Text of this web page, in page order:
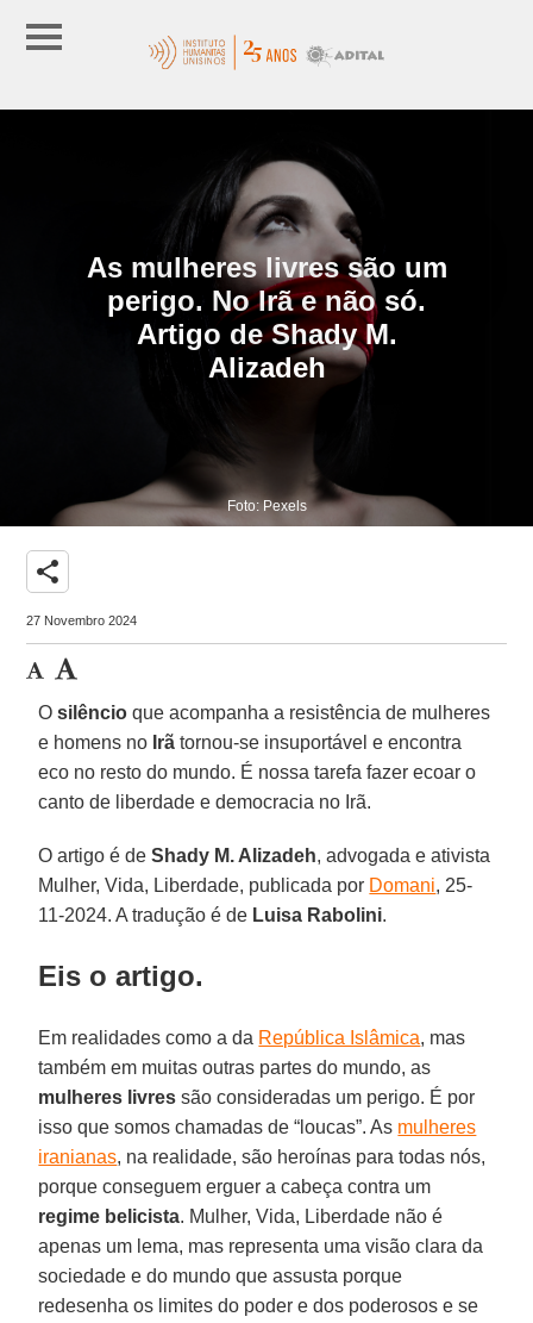
As mulheres livres são um
perigo. No Irã e não só.
Artigo de Shady M.
Alizadeh
Foto: Pexels
share
27 Novembro 2024
Osilêncio que acompanha a resistência de mulheres
e homens no Irã tornou-se insuportável e encontra
eco no resto do mundo. É nossa tarefa fazer ecoar o
canto de liberdade e democracia no Irã.
O artigo é deShady M. Alizadeh, advogada e ativista
Mulher, Vida, Liberdade, publicada por Domani, 25-
11-2024. A tradução é de Luisa Rabolini.
Eis o artigo.
Em realidades como a da República Islâmica, mas
também em muitas outras partes do mundo, as
mulheres livres são consideradas um perigo. É por
isso que somos chamadas de “loucas”. As mulheres
iranianas, na realidade, são heroínas para todas nós,
porque conseguem erguer a cabeça contra um
regime belicista. Mulher, Vida, Liberdade não é
apenas um lema, mas representa uma visão clara da
sociedade e do mundo que assusta porque
redesenha os limites do poder e dos poderosos e se